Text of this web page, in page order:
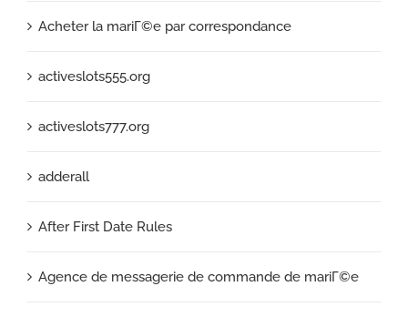
Acheter la mariГ©e par correspondance
activeslots555.org
activeslots777.org
adderall
After First Date Rules
Agence de messagerie de commande de mariГ©e